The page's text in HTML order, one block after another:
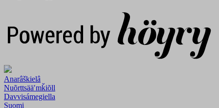
Anarâškielâ
Nuõrttsääʹmǩiõll
Davvisámegiella
Suomi